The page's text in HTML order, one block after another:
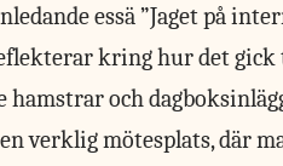
essä ”Jaget på
kring hur det
och
verklig mötesplats, där